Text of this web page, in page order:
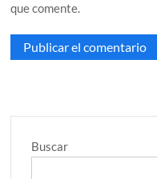
que comente.
Buscar